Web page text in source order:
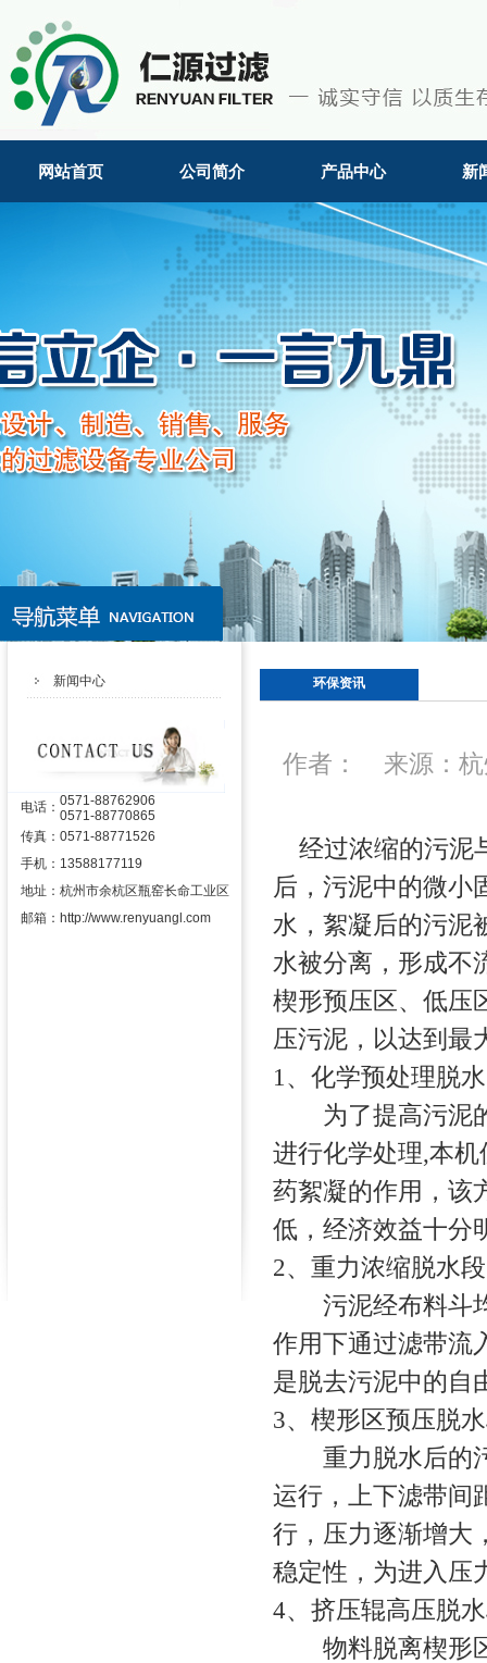
网站首页 公司简介 产品中心 新
新闻中心
电话： 0571-88762906
0571-88770865
传真： 0571-88771526
手机： 13588177119
地址： 杭州市余杭区瓶窑长命工业区
邮箱： http://www.renyuangl.com
环保资讯
作者： 来源：
经过浓缩的污泥
后，污泥中的微小
水，絮凝后的污泥
水被分离，形成不
楔形预压区、低压
压污泥，以达到最
1、化学预处理脱水
为了提高污泥的
进行化学处理,本
药絮凝的作用，该
低，经济效益十分
2、重力浓缩脱水段
污泥经布料斗均
作用下通过滤带流
是脱去污泥中的自
3、楔形区预压脱
重力脱水后的污
运行，上下滤带间
行，压力逐渐增大
稳定性，为进入压
4、挤压辊高压脱
物料脱离楔形区